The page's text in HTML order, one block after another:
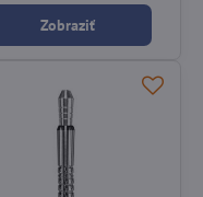
Zobraziť